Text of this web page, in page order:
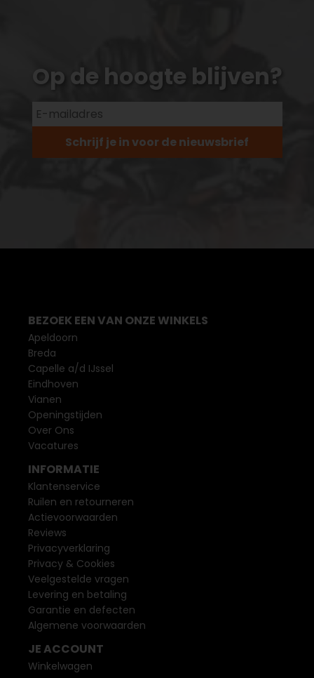
Op de hoogte blijven?
Schrijf je in voor de nieuwsbrief
BEZOEK EEN VAN ONZE WINKELS
Apeldoorn
Breda
Capelle a/d IJssel
Eindhoven
Vianen
Openingstijden
Over Ons
Vacatures
INFORMATIE
Klantenservice
Ruilen en retourneren
Actievoorwaarden
Reviews
Privacyverklaring
Privacy & Cookies
Veelgestelde vragen
Levering en betaling
Garantie en defecten
Algemene voorwaarden
JE ACCOUNT
Winkelwagen